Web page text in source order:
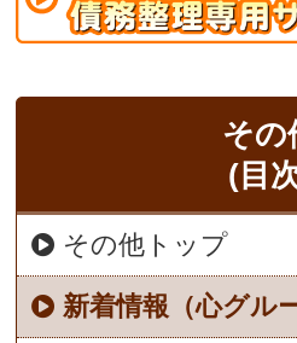
その
(目
その他トップ
新着情報（心グル